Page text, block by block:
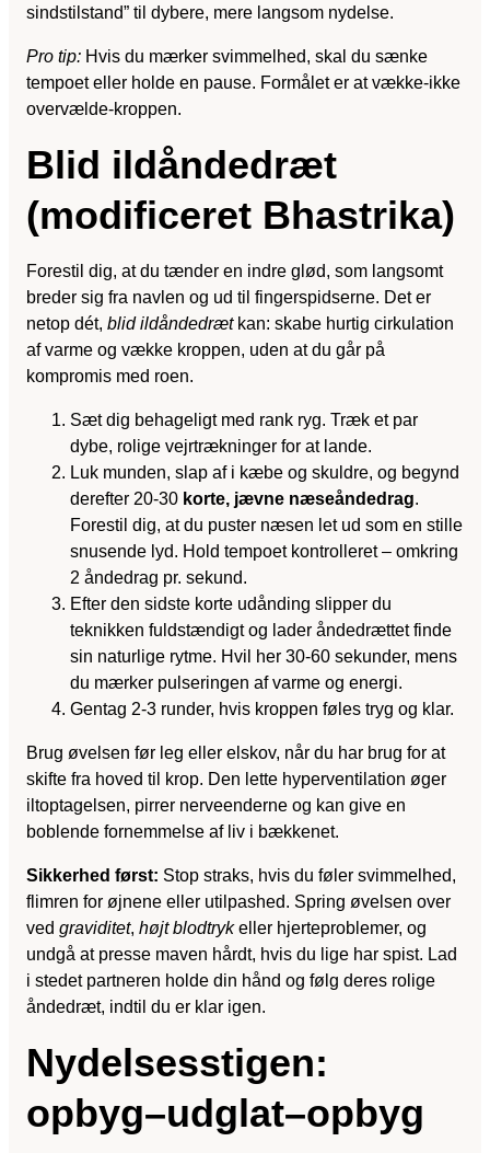
sindstilstand” til dybere, mere langsom nydelse.
Pro tip: Hvis du mærker svimmelhed, skal du sænke
tempoet eller holde en pause. Formålet er at vække-ikke
overvælde-kroppen.
Blid ildåndedræt
(modificeret Bhastrika)
Forestil dig, at du tænder en indre glød, som langsomt
breder sig fra navlen og ud til fingerspidserne. Det er
netop dét, blid ildåndedrætkan: skabe hurtig cirkulation
af varme og vække kroppen, uden at du går på
kompromis med roen.
Sæt dig behageligt med rank ryg. Træk et par
dybe, rolige vejrtrækninger for at lande.
Luk munden, slap af i kæbe og skuldre, og begynd
derefter 20-30 korte, jævne næseåndedrag.
Forestil dig, at du puster næsen let ud som en stille
snusende lyd. Hold tempoet kontrolleret – omkring
2 åndedrag pr. sekund.
Efter den sidste korte udånding slipper du
teknikken fuldstændigt og lader åndedrættet finde
sin naturlige rytme. Hvil her 30-60 sekunder, mens
du mærker pulseringen af varme og energi.
Gentag 2-3 runder, hvis kroppen føles tryg og klar.
Brug øvelsen før leg eller elskov, når du har brug for at
skifte fra hoved til krop. Den lette hyperventilation øger
iltoptagelsen, pirrer nerveenderne og kan give en
boblende fornemmelse af liv i bækkenet.
Sikkerhed først: Stop straks, hvis du føler svimmelhed,
flimren for øjnene eller utilpashed. Spring øvelsen over
ved graviditet, højt blodtrykeller hjerteproblemer, og
undgå at presse maven hårdt, hvis du lige har spist. Lad
i stedet partneren holde din hånd og følg deres rolige
åndedræt, indtil du er klar igen.
Nydelsesstigen:
opbyg–udglat–opbyg